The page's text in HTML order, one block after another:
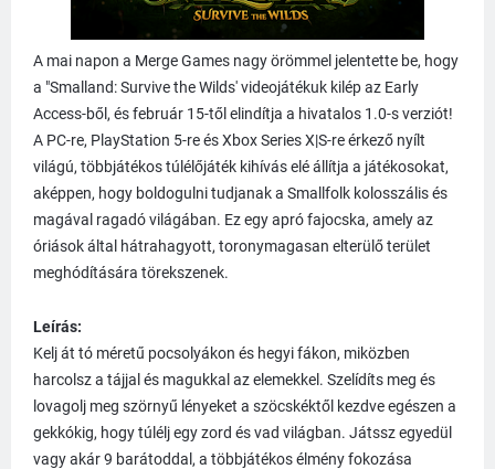
A mai napon a Merge Games nagy örömmel jelentette be, hogy
a "Smalland: Survive the Wilds' videojátékuk kilép az Early
Access-ből, és február 15-től elindítja a hivatalos 1.0-s verziót!
A PC-re, PlayStation 5-re és Xbox Series X|S-re érkező nyílt
világú, többjátékos túlélőjáték kihívás elé állítja a játékosokat,
aképpen, hogy boldogulni tudjanak a Smallfolk kolosszális és
magával ragadó világában. Ez egy apró fajocska, amely az
óriások által hátrahagyott, toronymagasan elterülő terület
meghódítására törekszenek.
Leírás:
Kelj át tó méretű pocsolyákon és hegyi fákon, miközben
harcolsz a tájjal és magukkal az elemekkel. Szelídíts meg és
lovagolj meg szörnyű lényeket a szöcskéktől kezdve egészen a
gekkókig, hogy túlélj egy zord és vad világban. Játssz egyedül
vagy akár 9 barátoddal, a többjátékos élmény fokozása